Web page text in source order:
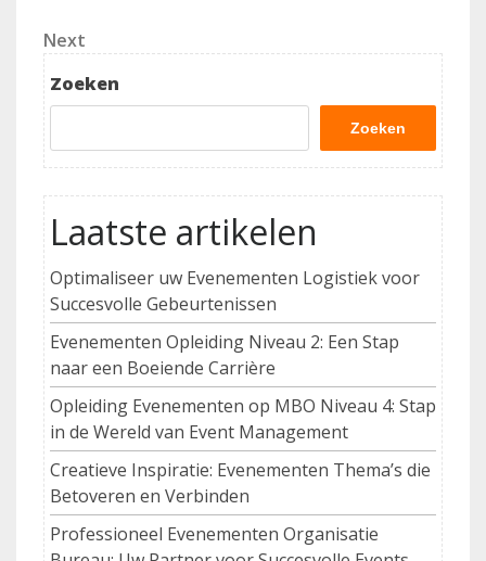
Next
Post
Next
Zoeken
Zoeken
Laatste artikelen
Optimaliseer uw Evenementen Logistiek voor
Succesvolle Gebeurtenissen
Evenementen Opleiding Niveau 2: Een Stap
naar een Boeiende Carrière
Opleiding Evenementen op MBO Niveau 4: Stap
in de Wereld van Event Management
Creatieve Inspiratie: Evenementen Thema’s die
Betoveren en Verbinden
Professioneel Evenementen Organisatie